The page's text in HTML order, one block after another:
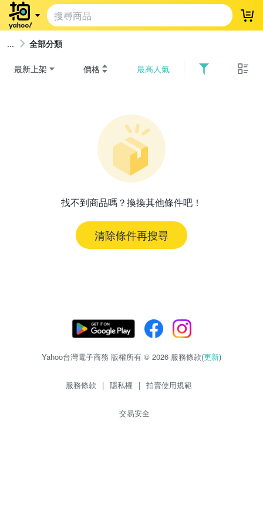
登
全部分類
最新上架 價格 最高人氣
找不到商品嗎？換換其他條件吧！
清除條件再搜尋
Yahoo台灣電子商務 版權所有 © 2026 服務條款(更新)
服務條款 | 隱私權 | 拍賣使用規範
交易安全